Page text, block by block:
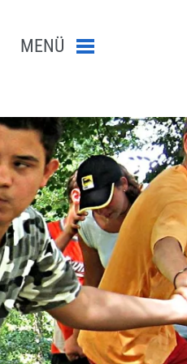
abschicken
MENÜ Menü schließen